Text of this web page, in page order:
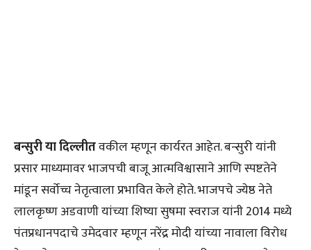
बन्सुरी या दिल्लीतवकील म्हणून कार्यरत आहेत. बन्सुरी यांनी
प्रसार माध्यमावर भाजपची बाजू आत्मविश्वासाने आणि स्पष्टतेने
मांडून सर्वोच्च नेतृत्वाला प्रभावित केले होते. भाजपचे ज्येष्ठ नेते
लालकृष्ण अडवाणी यांच्या शिष्या सुषमा स्वराज यांनी 2014 मध्ये
पंतप्रधानपदाचे उमेदवार म्हणून नरेंद्र मोदी यांच्या नावाला विरोध